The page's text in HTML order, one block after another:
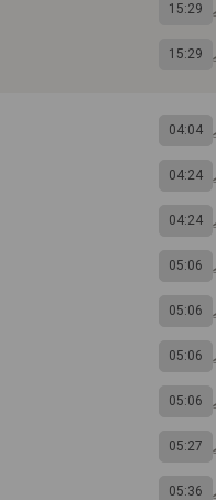
15:29
15:29
04:04
04:24
04:24
05:06
05:06
05:06
05:06
05:27
05:36